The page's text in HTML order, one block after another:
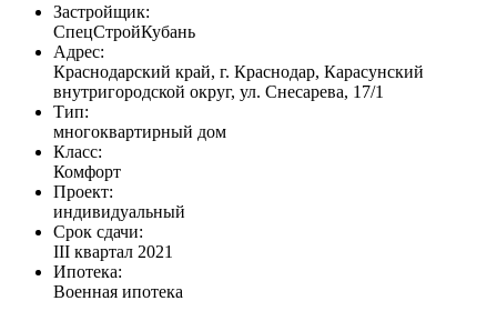
Застройщик:
СпецСтройКубань
Адрес:
Краснодарский край, г. Краснодар, Карасунский
внутригородской округ, ул. Снесарева, 17/1
Тип:
многоквартирный дом
Класс:
Комфорт
Проект:
индивидуальный
Срок сдачи:
III квартал 2021
Ипотека:
Военная ипотека